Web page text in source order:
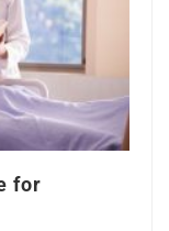
for